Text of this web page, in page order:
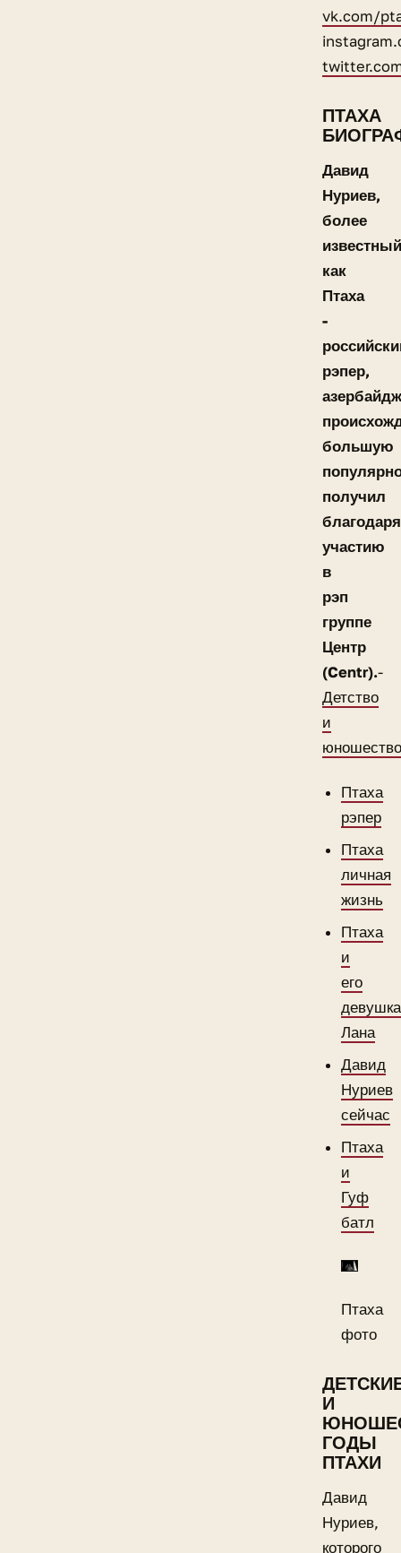
vk.com/
ПТАХА
Давид
Нуриев,
более
известный
как
Птаха
-
рэпер,
большую
получил
благодаря
участию
в
рэп
группе
Центр
(Centr).-
Детство
и
юношество
Птаха
рэпер
Птаха
личная
жизнь
Птаха
и
его
девушка
Лана
Давид
Нуриев
сейчас
Птаха
и
Гуф
батл
Птаха
фото
И
ГОДЫ
ПТАХИ
Давид
Нуриев,
которого